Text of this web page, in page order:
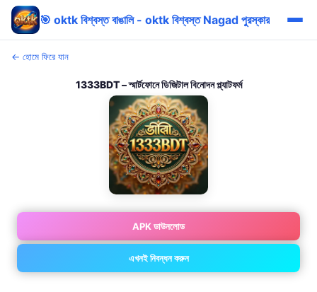
🎯 oktk বিশ্বস্ত বাঙালি - oktk বিশ্বস্ত Nagad পুরস্কার
← হোমে ফিরে যান
1333BDT – স্মার্টফোনে ডিজিটাল বিনোদন প্ল্যাটফর্ম
APK ডাউনলোড
এখনই নিবন্ধন করুন